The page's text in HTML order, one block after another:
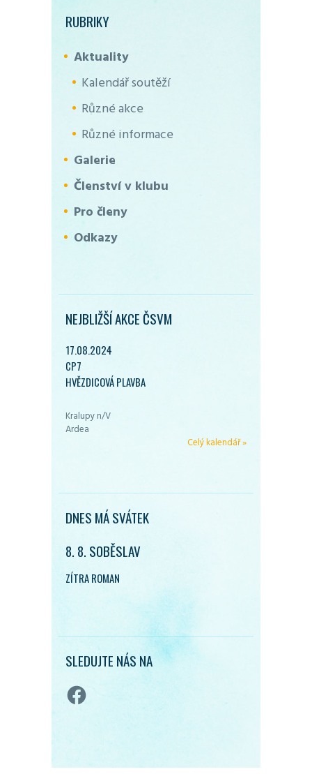
RUBRIKY
Aktuality
Kalendář soutěží
Různé akce
Různé informace
Galerie
Členství v klubu
Pro členy
Odkazy
NEJBLIŽŠÍ AKCE ČSVM
17.08.2024
CP7
HVĚZDICOVÁ PLAVBA
Kralupy n/V
Ardea
Celý kalendář »
DNES MÁ SVÁTEK
8. 8. SOBĚSLAV
ZÍTRA ROMAN
SLEDUJTE NÁS NA
Facebook